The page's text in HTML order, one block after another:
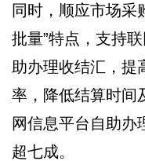
同时，顺应市场采
批量”特点，支持
助办理收结汇，提
率，降低结算时间
网信息平台自助办
超七成。